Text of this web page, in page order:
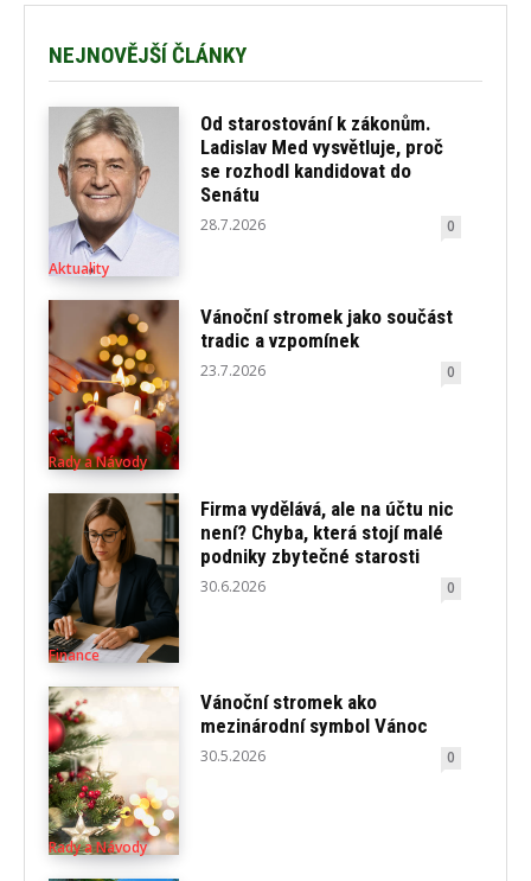
NEJNOVĚJŠÍ ČLÁNKY
Aktuality
Od starostování k zákonům.
Ladislav Med vysvětluje, proč
se rozhodl kandidovat do
Senátu
28.7.2026 0
Rady a Návody
Vánoční stromek jako součást
tradic a vzpomínek
23.7.2026 0
Finance
Firma vydělává, ale na účtu nic
není? Chyba, která stojí malé
podniky zbytečné starosti
30.6.2026 0
Rady a Návody
Vánoční stromek ako
mezinárodní symbol Vánoc
30.5.2026 0